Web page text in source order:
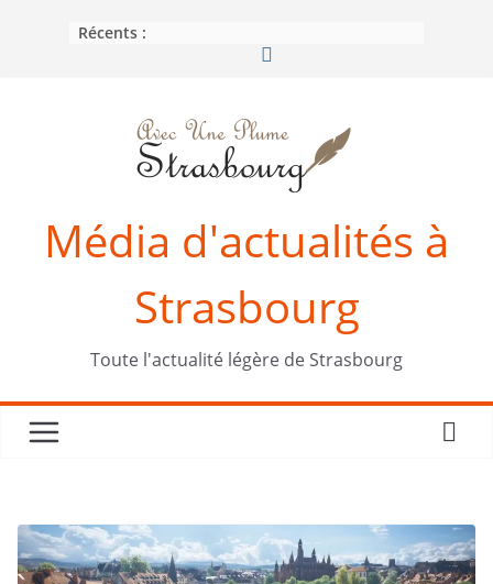
Récents :
Média d'actualités à
Strasbourg
Toute l'actualité légère de Strasbourg